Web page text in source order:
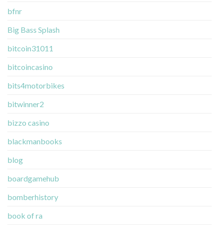
bfnr
Big Bass Splash
bitcoin31011
bitcoincasino
bits4motorbikes
bitwinner2
bizzo casino
blackmanbooks
blog
boardgamehub
bomberhistory
book of ra